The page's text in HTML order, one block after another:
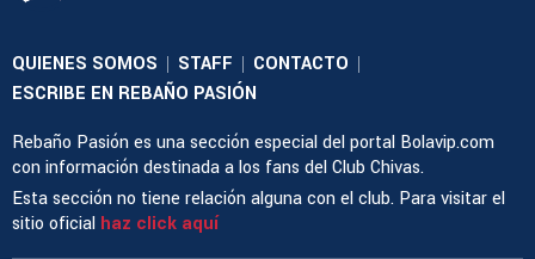
QUIENES SOMOS | STAFF | CONTACTO |
ESCRIBE EN REBAÑO PASIÓN
Rebaño Pasión es una sección especial del portal Bolavip.com
con información destinada a los fans del Club Chivas.
Esta sección no tiene relación alguna con el club. Para visitar el
sitio oficial haz click aquí